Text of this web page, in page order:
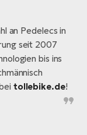
an Pedelecs in
seit 2007
bis ins
tollebike.de!